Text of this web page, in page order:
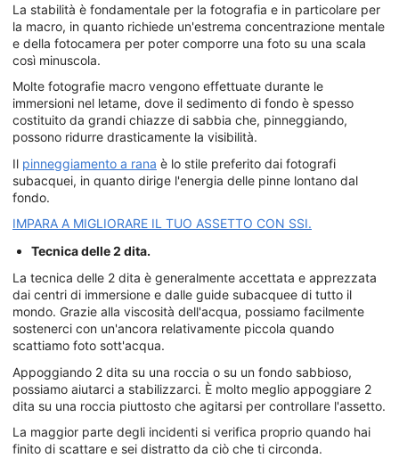
La stabilità è fondamentale per la fotografia e in particolare per
la macro, in quanto richiede un'estrema concentrazione mentale
e della fotocamera per poter comporre una foto su una scala
così minuscola.
Molte fotografie macro vengono effettuate durante le
immersioni nel letame, dove il sedimento di fondo è spesso
costituito da grandi chiazze di sabbia che, pinneggiando,
possono ridurre drasticamente la visibilità.
Il pinneggiamento a rana è lo stile preferito dai fotografi
subacquei, in quanto dirige l'energia delle pinne lontano dal
fondo.
IMPARA A MIGLIORARE IL TUO ASSETTO CON SSI.
Tecnica delle 2 dita.
La tecnica delle 2 dita è generalmente accettata e apprezzata
dai centri di immersione e dalle guide subacquee di tutto il
mondo. Grazie alla viscosità dell'acqua, possiamo facilmente
sostenerci con un'ancora relativamente piccola quando
scattiamo foto sott'acqua.
Appoggiando 2 dita su una roccia o su un fondo sabbioso,
possiamo aiutarci a stabilizzarci. È molto meglio appoggiare 2
dita su una roccia piuttosto che agitarsi per controllare l'assetto.
La maggior parte degli incidenti si verifica proprio quando hai
finito di scattare e sei distratto da ciò che ti circonda.